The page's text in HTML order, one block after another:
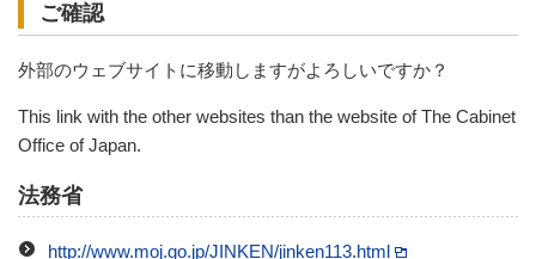
ご確認
外部のウェブサイトに移動しますがよろしいですか？
This link with the other websites than the website of The Cabinet
Office of Japan.
法務省
http://www.moj.go.jp/JINKEN/jinken113.html